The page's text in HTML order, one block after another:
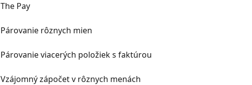
The Pay
Párovanie rôznych mien
Párovanie viacerých položiek s faktúrou
Vzájomný zápočet v rôznych menách